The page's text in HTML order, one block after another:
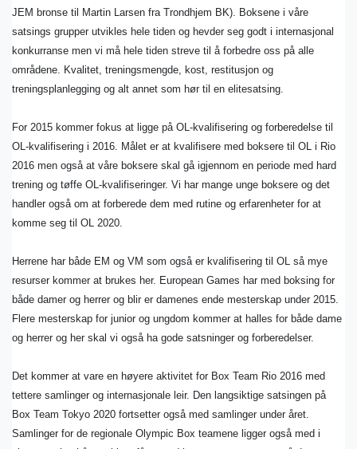
JEM bronse til Martin Larsen fra Trondhjem BK). Boksene i våre
satsings grupper utvikles hele tiden og hevder seg godt i internasjonal
konkurranse men vi må hele tiden streve til å forbedre oss på alle
områdene. Kvalitet, treningsmengde, kost, restitusjon og
treningsplanlegging og alt annet som hør til en elitesatsing.
For 2015 kommer fokus at ligge på OL-kvalifisering og forberedelse til
OL-kvalifisering i 2016. Målet er at kvalifisere med boksere til OL i Rio
2016 men også at våre boksere skal gå igjennom en periode med hard
trening og tøffe OL-kvalifiseringer. Vi har mange unge boksere og det
handler også om at forberede dem med rutine og erfarenheter for at
komme seg til OL 2020.
Herrene har både EM og VM som også er kvalifisering til OL så mye
resurser kommer at brukes her. European Games har med boksing for
både damer og herrer og blir er damenes ende mesterskap under 2015.
Flere mesterskap for junior og ungdom kommer at halles for både dame
og herrer og her skal vi også ha gode satsninger og forberedelser.
Det kommer at vare en høyere aktivitet for Box Team Rio 2016 med
tettere samlinger og internasjonale leir. Den langsiktige satsingen på
Box Team Tokyo 2020 fortsetter også med samlinger under året.
Samlinger for de regionale Olympic Box teamene ligger også med i